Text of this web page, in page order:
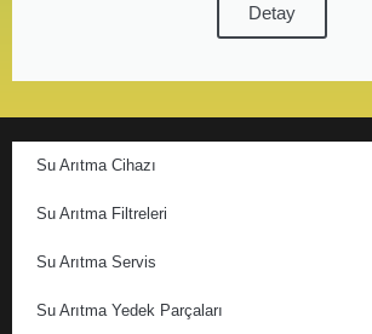
Detay
Su Arıtma Cihazı
Su Arıtma Filtreleri
Su Arıtma Servis
Su Arıtma Yedek Parçaları